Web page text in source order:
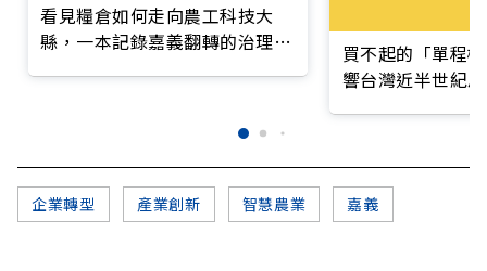
看見糧倉如何走向農工科技大
縣，一本記錄嘉義翻轉的治理實
買不起的「單程
響台灣近半世紀
企業轉型 產業創新 智慧農業 嘉義